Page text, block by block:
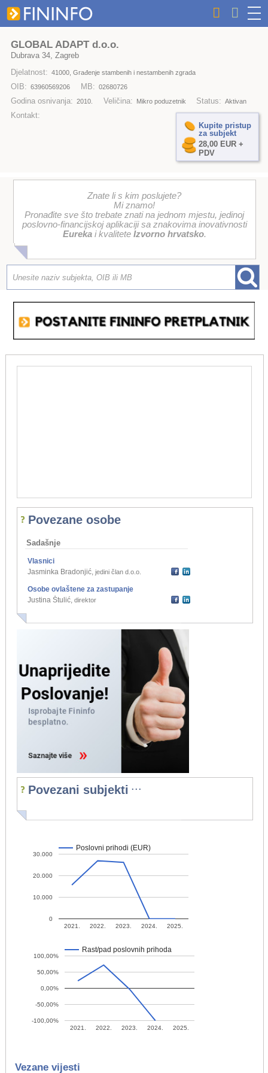
GLOBAL ADAPT d.o.o.
Dubrava 34, Zagreb
Djelatnost: 41000, Građenje stambenih i nestambenih zgrada
OIB: 63960569206 MB: 02680726
Godina osnivanja: 2010. Veličina: Mikro poduzetnik Status: Aktivan
Kontakt:
Kupite pristup
za subjekt
28,00 EUR +
PDV
Znate li s kim poslujete?
Mi znamo!
Pronađite sve što trebate znati na jednom mjestu, jedinoj
poslovno-financijskoj aplikaciji sa znakovima inovativnosti
Eurekai kvalitete Izvorno hrvatsko.
Povezane osobe
Sadašnje
Vlasnici
Jasminka Bradonjić, jedini član d.o.o.
Osobe ovlaštene za zastupanje
Justina Štulić, direktor
Povezani subjekti ...
Poslovni prihodi (EUR)
2021. 2022. 2023. 2024. 2025.
0
10.000
20.000
30.000
Rast/pad poslovnih prihoda
2021. 2022. 2023. 2024. 2025.
-100,00%
-50,00%
0,00%
50,00%
100,00%
Vezane vijesti